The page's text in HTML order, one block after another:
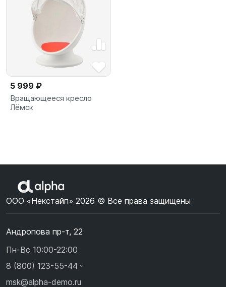
5 999 ₽
Вращающееся кресло
Лёмск
ООО «Некстайп» 2026 © Все права защищены
Андропова пр-т, 22
Пн-Вс 10:00-22:00
8 (800) 123-55-44
msk@alpha-demo.ru